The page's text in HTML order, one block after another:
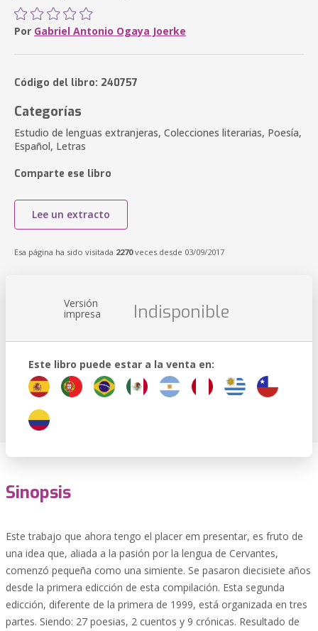
Por Gabriel Antonio Ogaya Joerke
Código del libro: 240757
Categorías
Estudio de lenguas extranjeras, Colecciones literarias, Poesía,
Español, Letras
Comparte ese libro
Lee un extracto
Esa página ha sido visitada 2270veces desde 03/09/2017
Versión
impresa Indisponible
Este libro puede estar a la venta en:
Sinopsis
Este trabajo que ahora tengo el placer em presentar, es fruto de
una idea que, aliada a la pasión por la lengua de Cervantes,
comenzó pequeña como una simiente. Se pasaron diecisiete años
desde la primera edicción de esta compilación. Esta segunda
edicción, diferente de la primera de 1999, está organizada en tres
partes. Siendo: 27 poesias, 2 cuentos y 9 crónicas. Resultado de